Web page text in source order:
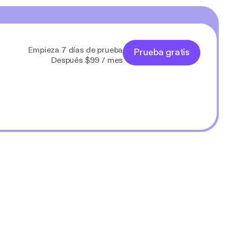
Empieza 7 días de prueba
Después $99 / mes
Prueba gratis